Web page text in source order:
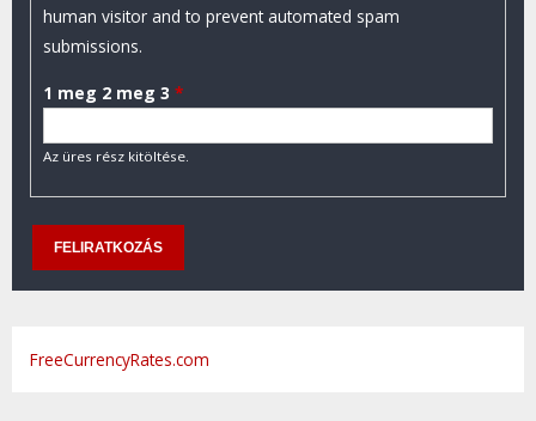
human visitor and to prevent automated spam
submissions.
1 meg 2 meg 3 *
Az üres rész kitöltése.
FreeCurrencyRates.com